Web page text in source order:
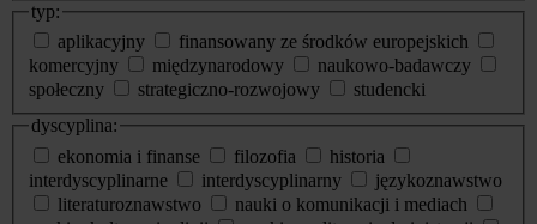
typ:
aplikacyjny
finansowany ze środków europejskich
komercyjny
międzynarodowy
naukowo-badawczy
społeczny
strategiczno-rozwojowy
studencki
dyscyplina:
ekonomia i finanse
filozofia
historia
interdyscyplinarne
interdyscyplinarny
językoznawstwo
literaturoznawstwo
nauki o komunikacji i mediach